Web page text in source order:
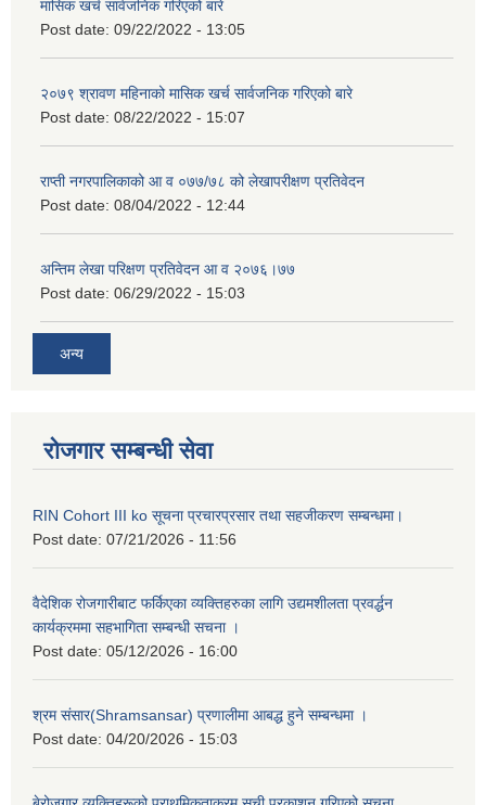
मासिक खर्च सार्वजनिक गरिएको बारे
Post date: 09/22/2022 - 13:05
२०७९ श्रावण महिनाको मासिक खर्च सार्वजनिक गरिएको बारे
Post date: 08/22/2022 - 15:07
राप्ती नगरपालिकाको आ व ०७७/७८ को लेखापरीक्षण प्रतिवेदन
Post date: 08/04/2022 - 12:44
अन्तिम लेखा परिक्षण प्रतिवेदन आ व २०७६।७७
Post date: 06/29/2022 - 15:03
अन्य
रोजगार सम्बन्धी सेवा
RIN Cohort III ko सूचना प्रचारप्रसार तथा सहजीकरण सम्बन्धमा।
Post date: 07/21/2026 - 11:56
वैदेशिक रोजगारीबाट फर्किएका व्यक्तिहरुका लागि उद्यमशीलता प्रवर्द्धन
कार्यक्रममा सहभागिता सम्बन्धी सचना ।
Post date: 05/12/2026 - 16:00
श्रम संसार(Shramsansar) प्रणालीमा आबद्ध हुने सम्बन्धमा ।
Post date: 04/20/2026 - 15:03